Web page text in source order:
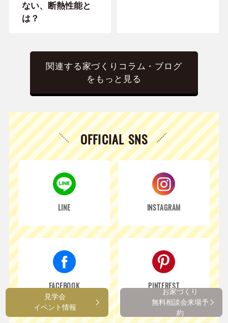
ない、断熱性能と
は？
関連する家づくりコラム・ブログ
をもっと見る
OFFICIAL SNS
LINE INSTAGRAM
FACEBOOK PINTEREST
見学会
イベント情報
お家づくり
無料相談会来場予
約